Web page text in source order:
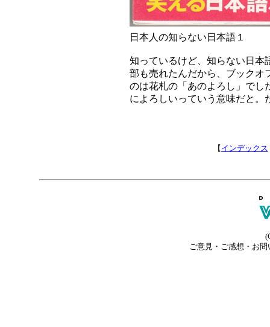
日本人の知らない日本語１
知っているけど、知らない日本
部も売れたんだから、ブックオ
のは花札の「あのよろし」でし
によろしいっていう意味だと。
【 インデックス
ご意見・ご感想・お